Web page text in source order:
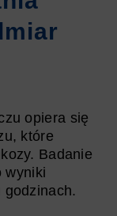
opiera się
które
Badanie
wyniki
godzinach.